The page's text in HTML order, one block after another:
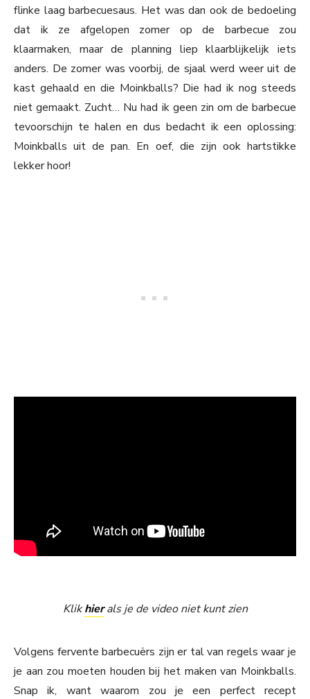
flinke laag barbecuesaus. Het was dan ook de bedoeling
dat ik ze afgelopen zomer op de barbecue zou
klaarmaken, maar de planning liep klaarblijkelijk iets
anders. De zomer was voorbij, de sjaal werd weer uit de
kast gehaald en die Moinkballs? Die had ik nog steeds
niet gemaakt. Zucht… Nu had ik geen zin om de barbecue
tevoorschijn te halen en dus bedacht ik een oplossing:
Moinkballs uit de pan. En oef, die zijn ook hartstikke
lekker hoor!
Klikhierals je de video niet kunt zien
Volgens fervente barbecuërs zijn er tal van regels waar je
je aan zou moeten houden bij het maken van Moinkballs.
Snap ik, want waarom zou je een perfect recept